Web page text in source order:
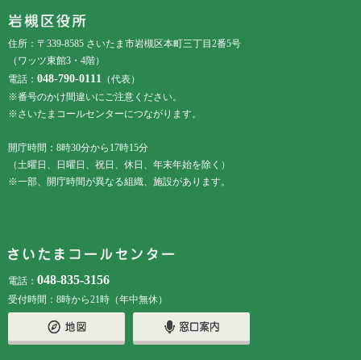
住所：〒339-8585 さいたま市岩槻区本町三丁目2番5号
（ワッツ東館3・4階）
電話： 048-790-0111 （代表）
※番号のかけ間違いにご注意ください。
※さいたまコールセンターにつながります。
開庁時間：8時30分から17時15分
（土曜日、日曜日、祝日、休日、年末年始を除く）
※一部、開庁時間が異なる組織、施設があります。
電話： 048-835-3156
受付時間：8時から21時（年中無休）